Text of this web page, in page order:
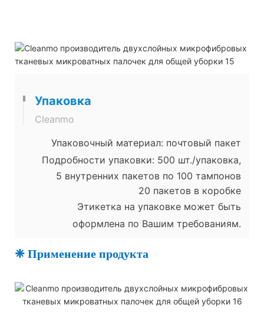
Упаковка
Cleanmo
Упаковочный материал: почтовый пакет
Подробности упаковки: 500 шт./упаковка,
5 внутренних пакетов по 100 тампонов
20 пакетов в коробке
Этикетка на упаковке может быть
оформлена по Вашим требованиям.
❈ Применение продукта